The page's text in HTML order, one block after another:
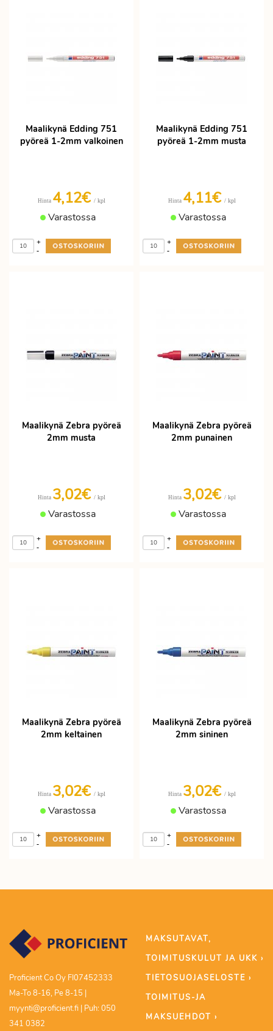
Maalikynä Edding 751
pyöreä 1-2mm valkoinen
Hinta 4,12€ / kpl
Varastossa
-
+
Maalikynä Edding 751
pyöreä 1-2mm musta
Hinta 4,11€ / kpl
Varastossa
-
+
Maalikynä Zebra pyöreä
2mm musta
Hinta 3,02€ / kpl
Varastossa
-
+
Maalikynä Zebra pyöreä
2mm punainen
Hinta 3,02€ / kpl
Varastossa
-
+
Maalikynä Zebra pyöreä
2mm keltainen
Hinta 3,02€ / kpl
Varastossa
-
+
Maalikynä Zebra pyöreä
2mm sininen
Hinta 3,02€ / kpl
Varastossa
-
+
Proficient Co Oy FI07452333
Ma-To 8-16, Pe 8-15 |
myynti@proficient.fi | Puh: 050
341 0382
MAKSUTAVAT,
TOIMITUSKULUT JA UKK ›
TIETOSUOJASELOSTE ›
TOIMITUS-JA
MAKSUEHDOT ›